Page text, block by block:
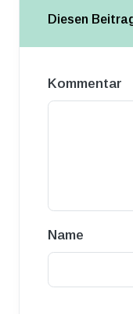
Diesen
Kommentar
Name